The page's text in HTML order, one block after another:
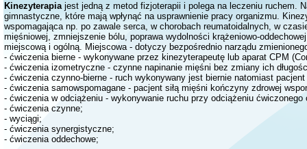
Kinezyterapiajest jedną z metod fizjoterapii i polega na leczeniu ruchem.
gimnastyczne, które mają wpłynąć na usprawnienie pracy organizmu.
wspomagająca np. po zawale serca, w chorobach reumatoidalnych, w
mięśniowej, zmniejszenie bólu, poprawa wydolności krążeniowo-
miejscową i ogólną. Miejscowa - dotyczy bezpośrednio narządu
- ćwiczenia bierne - wykonywane przez kinezyterapeutę lub aparat CPM
- ćwiczenia izometryczne - czynne napinanie mięśni bez zmiany ich
- ćwiczenia czynno-bierne - ruch wykonywany jest biernie natomiast
- ćwiczenia samowspomagane - pacjent siłą mięśni kończyny zdrowej
- ćwiczenia w odciążeniu - wykonywanie ruchu przy odciążeniu ćwiczonego
- ćwiczenia czynne;
- wyciągi;
- ćwiczenia synergistyczne;
- ćwiczenia oddechowe;